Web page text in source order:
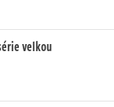
velkou